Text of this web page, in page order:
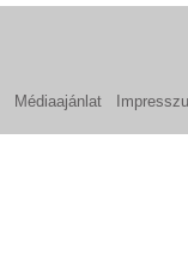
Médiaajánlat